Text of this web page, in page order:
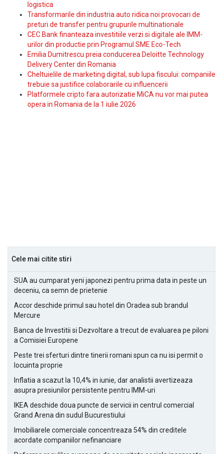
logistica
Transformarile din industria auto ridica noi provocari de
preturi de transfer pentru grupurile multinationale
CEC Bank finanteaza investitiile verzi si digitale ale IMM-
urilor din productie prin Programul SME Eco-Tech
Emilia Dumitrescu preia conducerea Deloitte Technology
Delivery Center din Romania
Cheltuielile de marketing digital, sub lupa fiscului: companiile
trebuie sa justifice colaborarile cu influencerii
Platformele cripto fara autorizatie MiCA nu vor mai putea
opera in Romania de la 1 iulie 2026
Cele mai citite stiri
SUA au cumparat yeni japonezi pentru prima data in peste un
deceniu, ca semn de prietenie
Accor deschide primul sau hotel din Oradea sub brandul
Mercure
Banca de Investitii si Dezvoltare a trecut de evaluarea pe piloni
a Comisiei Europene
Peste trei sferturi dintre tinerii romani spun ca nu isi permit o
locuinta proprie
Inflatia a scazut la 10,4% in iunie, dar analistii avertizeaza
asupra presiunilor persistente pentru IMM-uri
IKEA deschide doua puncte de servicii in centrul comercial
Grand Arena din sudul Bucurestiului
Imobiliarele comerciale concentreaza 54% din creditele
acordate companiilor nefinanciare